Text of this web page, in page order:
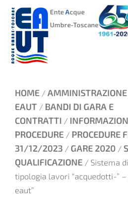
VAI
CONTENUTO
EnteAcque
Umbre-Toscane
HOME /
EAUT / BANDI DI GARA E
CONTRATTI /
PROCEDURE / PROCEDURE
31/12/2023 / GARE 2020 /
QUALIFICAZIONE / Sistema
tipologia lavori “acquedotti-”
eaut”